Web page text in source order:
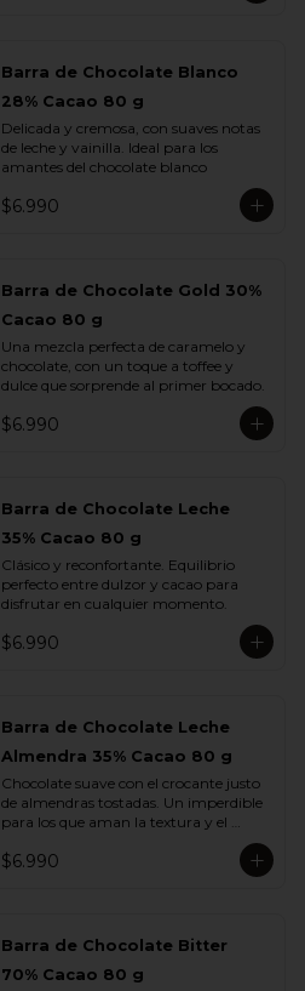
rellena con una cremosa pasta de
hebras de masa filo tostada con
mantequilla que aportan una textura
crujiente e irresistible.
viaje de sabor profundo y auténtico,
Barra de Chocolate Blanco
28% Cacao 80 g
Delicada y cremosa, con suaves notas
de leche y vainilla. Ideal para los
amantes del chocolate blanco
$6.990
Barra de Chocolate Gold 30%
Cacao 80 g
Una mezcla perfecta de caramelo y
chocolate, con un toque a toffee y
dulce que sorprende al primer bocado.
$6.990
Barra de Chocolate Leche
35% Cacao 80 g
Clásico y reconfortante. Equilibrio
perfecto entre dulzor y cacao para
disfrutar en cualquier momento.
$6.990
Barra de Chocolate Leche
Almendra 35% Cacao 80 g
Chocolate suave con el crocante justo
de almendras tostadas. Un imperdible
para los que aman la textura y el
$6.990
Barra de Chocolate Bitter
70% Cacao 80 g